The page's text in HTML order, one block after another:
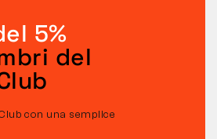
5%
del
con una semplice